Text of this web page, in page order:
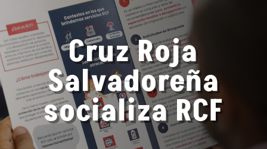
Cruz Roja
Salvadoreña
socializa RCF